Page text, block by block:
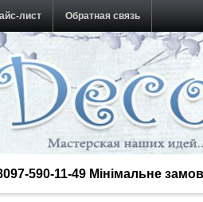
лист Обратная связь
590-11-49 Мінімальне